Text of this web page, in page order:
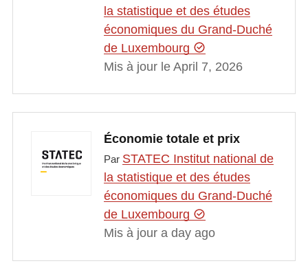
la statistique et des études
économiques du Grand-Duché
de Luxembourg
Mis à jour le April 7, 2026
Économie totale et prix
Par STATEC Institut national de
la statistique et des études
économiques du Grand-Duché
de Luxembourg
Mis à jour a day ago